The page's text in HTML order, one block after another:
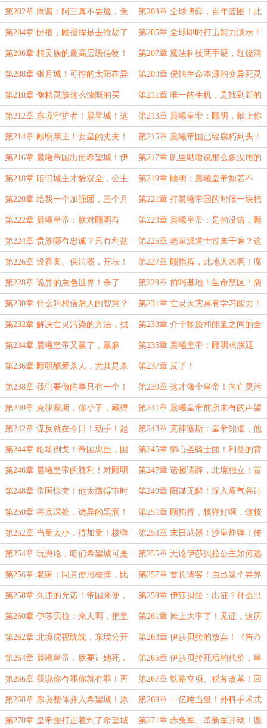
选择 怕！
如若不公开核心数据，将踢出联合
国！
退了，你别后悔！东风快递，使命必
达！
第202章 鹰酱：阿三真不要脸，兔
子你别退啊！超越传统霸权的决定性
话语
第203章 全球博弈，百年蓝图！此
去，背负国运，开拓新天！
第204章 卧槽，顾指挥是去抢劫了
吧！这一次，我会满足你们的全部好
奇！
第205章 全球即时打击能力演示！
我们手握堪称恐怖的本钱！
第206章 精灵族的最高层级信物！
精灵圣女的私人邀约！
第207章 魔法科技两手硬，红烧清
蒸我都行！异界版，中式开工仪式！
第208章 银月城！可控的太阳在异
界点燃！他们低估了希望的力量！
第209章 侵蚀生命本源的变异死灵
法术！精灵圣女：好吧，保留你的秘
密
第210章 像精灵族这么慷慨的买
家，蓝星上就只有头顶一块布的沙某
人了！
第211章 唯一的生机，是找到新的
武器，新的盟友，新的可能性！
第212章 东境守护者！晨星城！这
东境还是晨曦帝国的东境吗！
第213章 晨曦皇帝：顾明，献上你
所拥有的一半，我重新封你为曙光伯
爵！
第214章 顾明亲王！女皇的丈夫！
皇室最尊贵的成员！多么划算的交
易！
第215章 晨曦帝国已经腐朽到头！
到了没有任何值得存在与挽救的境
地！
第216章 晨曦帝国出使希望城！伊
莎贝拉不答应，直接找顾明！
第217章 叽里咕噜说那么多没用的
干嘛，直接抓起来关拘留所！
第218章 咱们城主才貌双全，公主
那是高攀了！白捡个老婆还带爵位封
地！
第219章 顾明：晨曦皇帝如若不
服，想用武力解决，那就开打！
第220章 给我一个加强团，三个月
拿下晨曦帝国！斩首行动，我只要七
天！
第221章 打晨曦帝国的时候一块把
精灵也打下来算了！旧大陆前沿基
地！
第222章 晨曦皇帝：朕对顾明有
恩，有恩啊！被架空能是我的错吗！
第223章 晨曦皇帝：是的没错，顾
明答应朕了，他愿意联姻！
第224章 贵族哪有忠诚？只有利益
罢了！点燃最后导火索的火星！
第225章 老家派道士过来干嘛？这
对吗？！晨曦皇帝，冢中枯骨！
第226章 设香案、供法器，开坛！
奔着旧大陆，启航！
第227章 顾指挥，此地大凶啊！腐
化之海！满眼灰色，煞气冲天！
第228章 诡异的灰色世界！杀了
我，求你们杀了我！！！
第229章 前哨基地！生命禁区！阴
煞邪秽，净天地神符！
第230章 什么叫相信后人的智慧？
子孙后代会骂我们懦弱短视不负责
任！
第231章 亡灵天灾具有学习能力！
一代人有一代人的战争！
第232章 解决亡灵污染的方法，找
到了！圣树冕下都说那东西很庞大！
第233章 介于物质和能量之间的全
新发现！准备迎接黎明！
第234章 晨曦皇帝又赢了，赢麻
了！晨曦皇帝：朕简直是英明神武！
第235章 晨曦皇帝：顾明求朕延
期，朕同意了！全场的消费由皇室买
单！
第236章 顾明酷爱杀人，尤其是杀
贵族！高于车轮者皆杀！
第237章 反了！
第238章 我们要做的事只有一个！
彻底摧毁！
第239章 这才像个皇帝！向亡灵污
染内部，进军！
第240章 克律塞斯，你小子，藏得
真够深啊！
第241章 晨曦皇帝前所未有的声望
高度！弑君骂名！
第242章 谋反就在今日！动手！起
事！
第243章 克律塞斯：皇帝知道，他
什么都知道！
第244章 临场倒戈！帝国忠臣，国
之柱石克律塞斯！
第245章 狮心圣骑士团！利益的背
后，还有更深的恐惧！
第246章 晨曦皇帝的胜利！对顾明
的恐惧！拥有无法理解的力量！
第247章 诺顿请辞，北境独立！责
伊莎贝拉公主率兵，镇压北境叛乱！
第248章 帝国惊变！他太懂得审时
度势了！
第249章 阳谋无解！深入瘴气谷计
划失败！此谷凶险，死地有主！
第250章 谷底深处，诡异的黑洞！
黑礁家族的黑色船帆！
第251章 顾指挥，核弹好啊，这核
弹得扔啊，我就爱扔核弹！
第252章 当量太小，得加量！核弹
这么好用，之前为什么不用！
第253章 末日武器！沙皇炸弹！传
说中毁灭一切的终极帝兵！
第254章 玩舆论，咱们希望城可是
晨曦皇帝的祖宗！
第255章 无论伊莎贝拉公主如何选
择，东境都不容有失！
第256章 老家：同意使用核弹，比
沙皇炸弹当量更大的，咱们也有！
第257章 首长请客！自己这个异界
老乡当的可不够称职啊！
第258章 久违的允诺！帝国来使，
伊莎贝拉公主的选择！
第259章 伊莎贝拉：出征？什么出
征？？？
第260章 伊莎贝拉：来人啊，把皇
帝使者给我拖下去！
第261章 摊上大事了！见证，这历
史时刻！
第262章 北境虎视眈眈，东境公开
反叛！
第263章 伊莎贝拉的放弃！《告帝
国人民书》！
第264章 晨曦皇帝：朕要让她死，
让她死！！！
第265章 伊莎贝拉死后的代价，皇
帝真的能承受的住吗？
第266章 我说你有罪你就有罪！再
说一句，舌头给你割了！
第267章 铁路立项、税务改革！回
来吧，村里发钱了！
第268章 东境整体并入希望城！原
来这就是终极帝兵的样子！
第269章 一亿吨当量！外科手术式
核打击！
第270章 皇帝歪打正着到了希望城 第271章 赤兔军、革新军开动！愿